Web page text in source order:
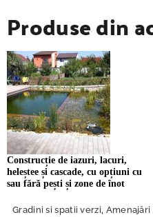
Produse din
Construcție de iazuri, lacuri,
heleștee și cascade, cu opțiuni cu
sau fără pești și zone de înot
Gradini si spatii verzi, Amenajări